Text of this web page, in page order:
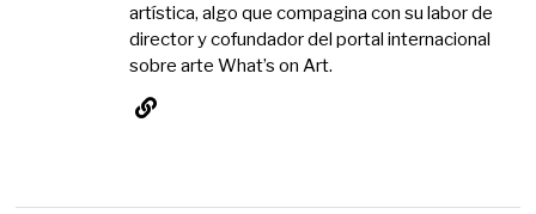
artística, algo que compagina con su labor de
director y cofundador del portal internacional
sobre arte What’s on Art.